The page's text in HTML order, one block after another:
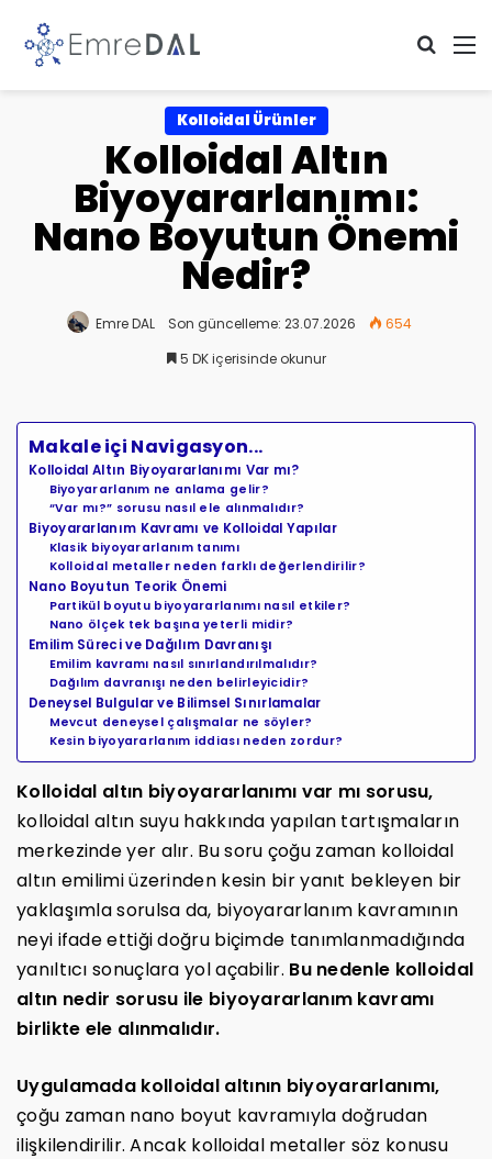
Kolloidal Ürünler
Kolloidal Altın
Biyoyararlanımı:
Nano Boyutun Önemi
Nedir?
Emre DAL Son güncelleme: 23.07.2026
654
5 DK içerisinde okunur
Makale içi Navigasyon...
Kolloidal Altın Biyoyararlanımı Var mı?
Biyoyararlanım ne anlama gelir?
“Var mı?” sorusu nasıl ele alınmalıdır?
Biyoyararlanım Kavramı ve Kolloidal Yapılar
Klasik biyoyararlanım tanımı
Kolloidal metaller neden farklı değerlendirilir?
Nano Boyutun Teorik Önemi
Partikül boyutu biyoyararlanımı nasıl etkiler?
Nano ölçek tek başına yeterli midir?
Emilim Süreci ve Dağılım Davranışı
Emilim kavramı nasıl sınırlandırılmalıdır?
Dağılım davranışı neden belirleyicidir?
Deneysel Bulgular ve Bilimsel Sınırlamalar
Mevcut deneysel çalışmalar ne söyler?
Kesin biyoyararlanım iddiası neden zordur?
Kolloidal altın biyoyararlanımı var mı sorusu,
kolloidal altın suyu hakkında yapılan tartışmaların
merkezinde yer alır. Bu soru çoğu zaman kolloidal
altın emilimi üzerinden kesin bir yanıt bekleyen bir
yaklaşımla sorulsa da, biyoyararlanım kavramının
neyi ifade ettiği doğru biçimde tanımlanmadığında
yanıltıcı sonuçlara yol açabilir. Bu nedenle kolloidal
altın nedir sorusu ile biyoyararlanım kavramı
birlikte ele alınmalıdır.
Uygulamada kolloidal altının biyoyararlanımı,
çoğu zaman nano boyut kavramıyla doğrudan
ilişkilendirilir. Ancak kolloidal metaller söz konusu